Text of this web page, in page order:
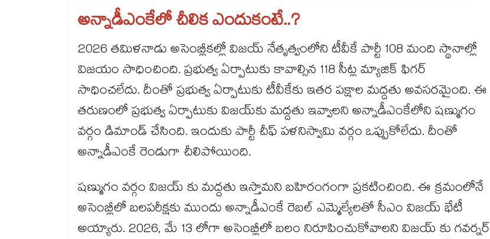
అన్నాడీఎంకేలో చీలిక ఎందుకంటే..?
2026 తమిళనాడు అసెంబ్లీకల్లో విజయ్ నేతృత్వంలోని టీవీకే పార్టీ 108 మంది స్థానాల్లో
విజయం సాధించింది. ప్రభుత్వ ఏర్పాటుకు కావాల్సిన 118 సీట్ల మ్యాజిక్ ఫిగర్
సాధించలేదు. దీంతో ప్రభుత్వ ఏర్పాటుకు టీవీకేకు ఇతర పక్షాల మద్దతు అవసరమైంది. ఈ
తరుణంలో ప్రభుత్వ ఏర్పాటుకు విజయ్‎కు మద్దతు ఇవ్వాలని అన్నాడీఎంకేలోని షణ్ముగం
వర్గం డిమాండ్ చేసింది. ఇందుకు పార్టీ చీఫ్ పళనిస్వామి వర్గం ఒప్పుకోలేదు. దీంతో
అన్నాడీఎంకే రెండుగా చీలిపోయింది.
షణ్ముగం వర్గం విజయ్ కు మద్దతు ఇస్తామని బహిరంగంగా ప్రకటించింది. ఈ క్రమంలోనే
అసెంబ్లీలో బలపరీక్షకు ముందు అన్నాడీఎంకే రెబల్ ఎమ్మెల్యేలతో సీఎం విజయ్ భేటీ
అయ్యారు. 2026, మే 13 లోగా అసెంబ్లీలో బలం నిరూపించుకోవాలని విజయ్ కు గవర్నర్